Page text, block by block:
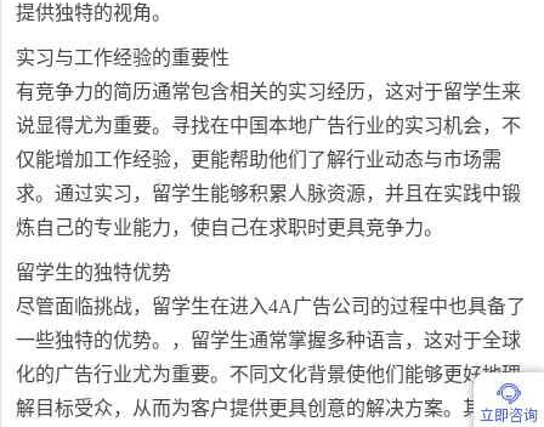
提供独特的视角。
实习与工作经验的重要性
有竞争力的简历通常包含相关的实习经历，这对于留学生来
说显得尤为重要。寻找在中国本地广告行业的实习机会，不
仅能增加工作经验，更能帮助他们了解行业动态与市场需
求。通过实习，留学生能够积累人脉资源，并且在实践中锻
炼自己的专业能力，使自己在求职时更具竞争力。
留学生的独特优势
尽管面临挑战，留学生在进入4A广告公司的过程中也具备了
一些独特的优势。，留学生通常掌握多种语言，这对于全球
化的广告行业尤为重要。不同文化背景使他们能够更好地理
解目标受众，从而为客户提供更具创意的解决方案。其次，
立即咨询